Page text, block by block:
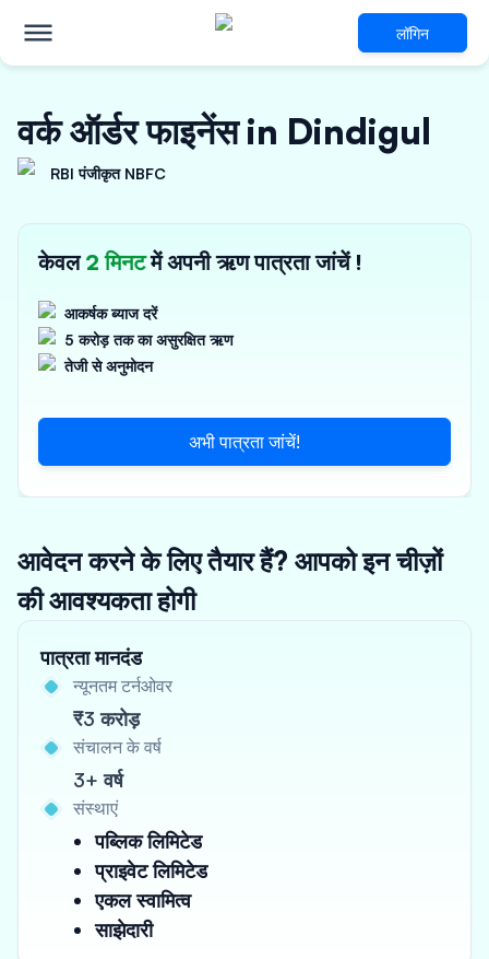
लॉगिन
वर्क ऑर्डर फाइनेंस in Dindigul
RBI पंजीकृत NBFC
केवल2 मिनटमें अपनी ऋण पात्रता जांचें !
आकर्षक ब्याज दरें
5 करोड़ तक का असुरक्षित ऋण
तेजी से अनुमोदन
अभी पात्रता जांचें!
आवेदन करने के लिए तैयार हैं? आपको इन चीज़ों
की आवश्यकता होगी
पात्रता मानदंड
न्यूनतम टर्नओवर
₹3 करोड़
संचालन के वर्ष
3+ वर्ष
संस्थाएं
पब्लिक लिमिटेड
प्राइवेट लिमिटेड
एकल स्वामित्व
साझेदारी